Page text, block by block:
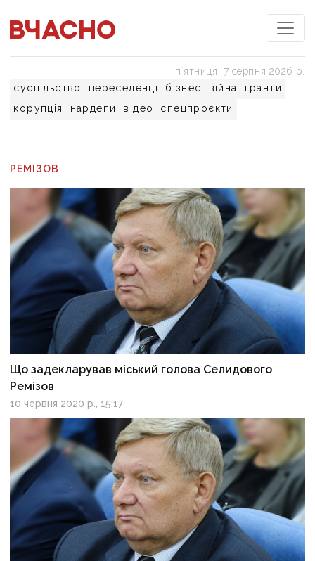
суспільство переселенці бізнес війна
гранти
корупція
нардепи відео спецпроєкти
пʼятниця, 7 серпня 2026 р.
РЕМІЗОВ
Що задекларував міський голова Селидового
Ремізов
10 червня 2020 р., 15:17